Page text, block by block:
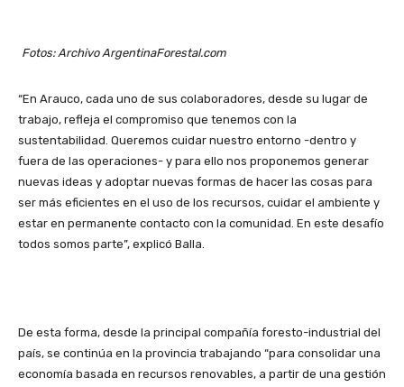
Fotos: Archivo ArgentinaForestal.com
“En Arauco, cada uno de sus colaboradores, desde su lugar de
trabajo, refleja el compromiso que tenemos con la
sustentabilidad. Queremos cuidar nuestro entorno -dentro y
fuera de las operaciones- y para ello nos proponemos generar
nuevas ideas y adoptar nuevas formas de hacer las cosas para
ser más eficientes en el uso de los recursos, cuidar el ambiente y
estar en permanente contacto con la comunidad. En este desafío
todos somos parte”, explicó Balla.
De esta forma, desde la principal compañía foresto-industrial del
país, se continúa en la provincia trabajando “para consolidar una
economía basada en recursos renovables, a partir de una gestión